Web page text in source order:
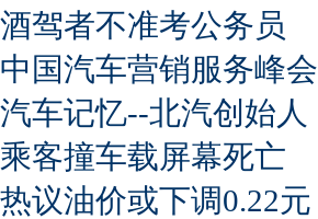
酒驾者不准考公务员
中国汽车营销服务峰会
汽车记忆--北汽创始人
乘客撞车载屏幕死亡
热议油价或下调0.22元